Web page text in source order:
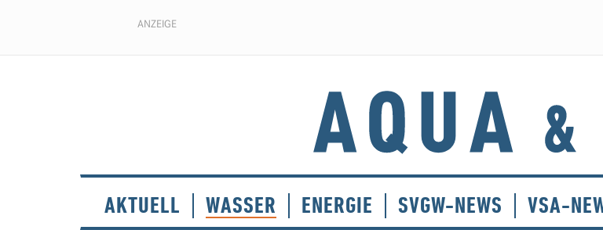
ANZEIGE
AKTUELL WASSER ENERGIE SVGW-NEWS VSA-